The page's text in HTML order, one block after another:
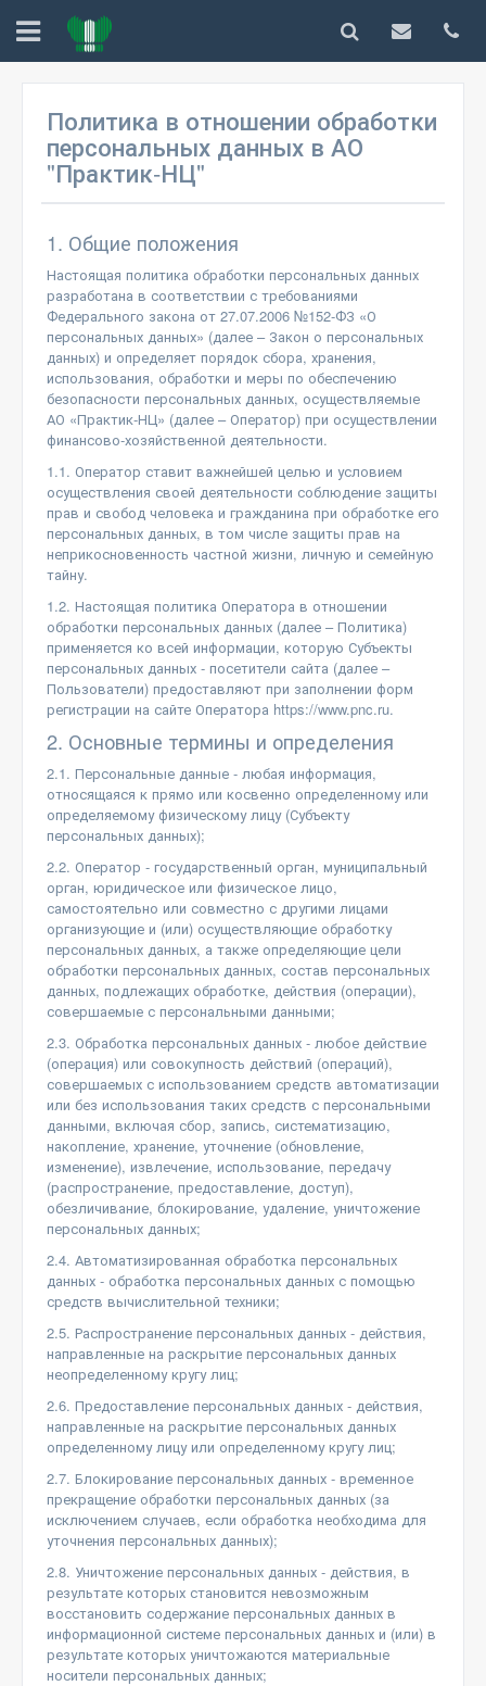
Политика в отношении обработки
персональных данных в АО
"Практик-НЦ"
1. Общие положения
Настоящая политика обработки персональных данных
разработана в соответствии с требованиями
Федерального закона от 27.07.2006 №152-ФЗ «О
персональных данных» (далее – Закон о персональных
данных) и определяет порядок сбора, хранения,
использования, обработки и меры по обеспечению
безопасности персональных данных, осуществляемые
АО «Практик-НЦ» (далее – Оператор) при осуществлении
финансово-хозяйственной деятельности.
1.1. Оператор ставит важнейшей целью и условием
осуществления своей деятельности соблюдение защиты
прав и свобод человека и гражданина при обработке его
персональных данных, в том числе защиты прав на
неприкосновенность частной жизни, личную и семейную
тайну.
1.2. Настоящая политика Оператора в отношении
обработки персональных данных (далее – Политика)
применяется ко всей информации, которую Субъекты
персональных данных - посетители сайта (далее –
Пользователи) предоставляют при заполнении форм
регистрации на сайте Оператора https://www.pnc.ru.
2. Основные термины и определения
2.1. Персональные данные - любая информация,
относящаяся к прямо или косвенно определенному или
определяемому физическому лицу (Субъекту
персональных данных);
2.2. Оператор - государственный орган, муниципальный
орган, юридическое или физическое лицо,
самостоятельно или совместно с другими лицами
организующие и (или) осуществляющие обработку
персональных данных, а также определяющие цели
обработки персональных данных, состав персональных
данных, подлежащих обработке, действия (операции),
совершаемые с персональными данными;
2.3. Обработка персональных данных - любое действие
(операция) или совокупность действий (операций),
совершаемых с использованием средств автоматизации
или без использования таких средств с персональными
данными, включая сбор, запись, систематизацию,
накопление, хранение, уточнение (обновление,
изменение), извлечение, использование, передачу
(распространение, предоставление, доступ),
обезличивание, блокирование, удаление, уничтожение
персональных данных;
2.4. Автоматизированная обработка персональных
данных - обработка персональных данных с помощью
средств вычислительной техники;
2.5. Распространение персональных данных - действия,
направленные на раскрытие персональных данных
неопределенному кругу лиц;
2.6. Предоставление персональных данных - действия,
направленные на раскрытие персональных данных
определенному лицу или определенному кругу лиц;
2.7. Блокирование персональных данных - временное
прекращение обработки персональных данных (за
исключением случаев, если обработка необходима для
уточнения персональных данных);
2.8. Уничтожение персональных данных - действия, в
результате которых становится невозможным
восстановить содержание персональных данных в
информационной системе персональных данных и (или) в
результате которых уничтожаются материальные
носители персональных данных;